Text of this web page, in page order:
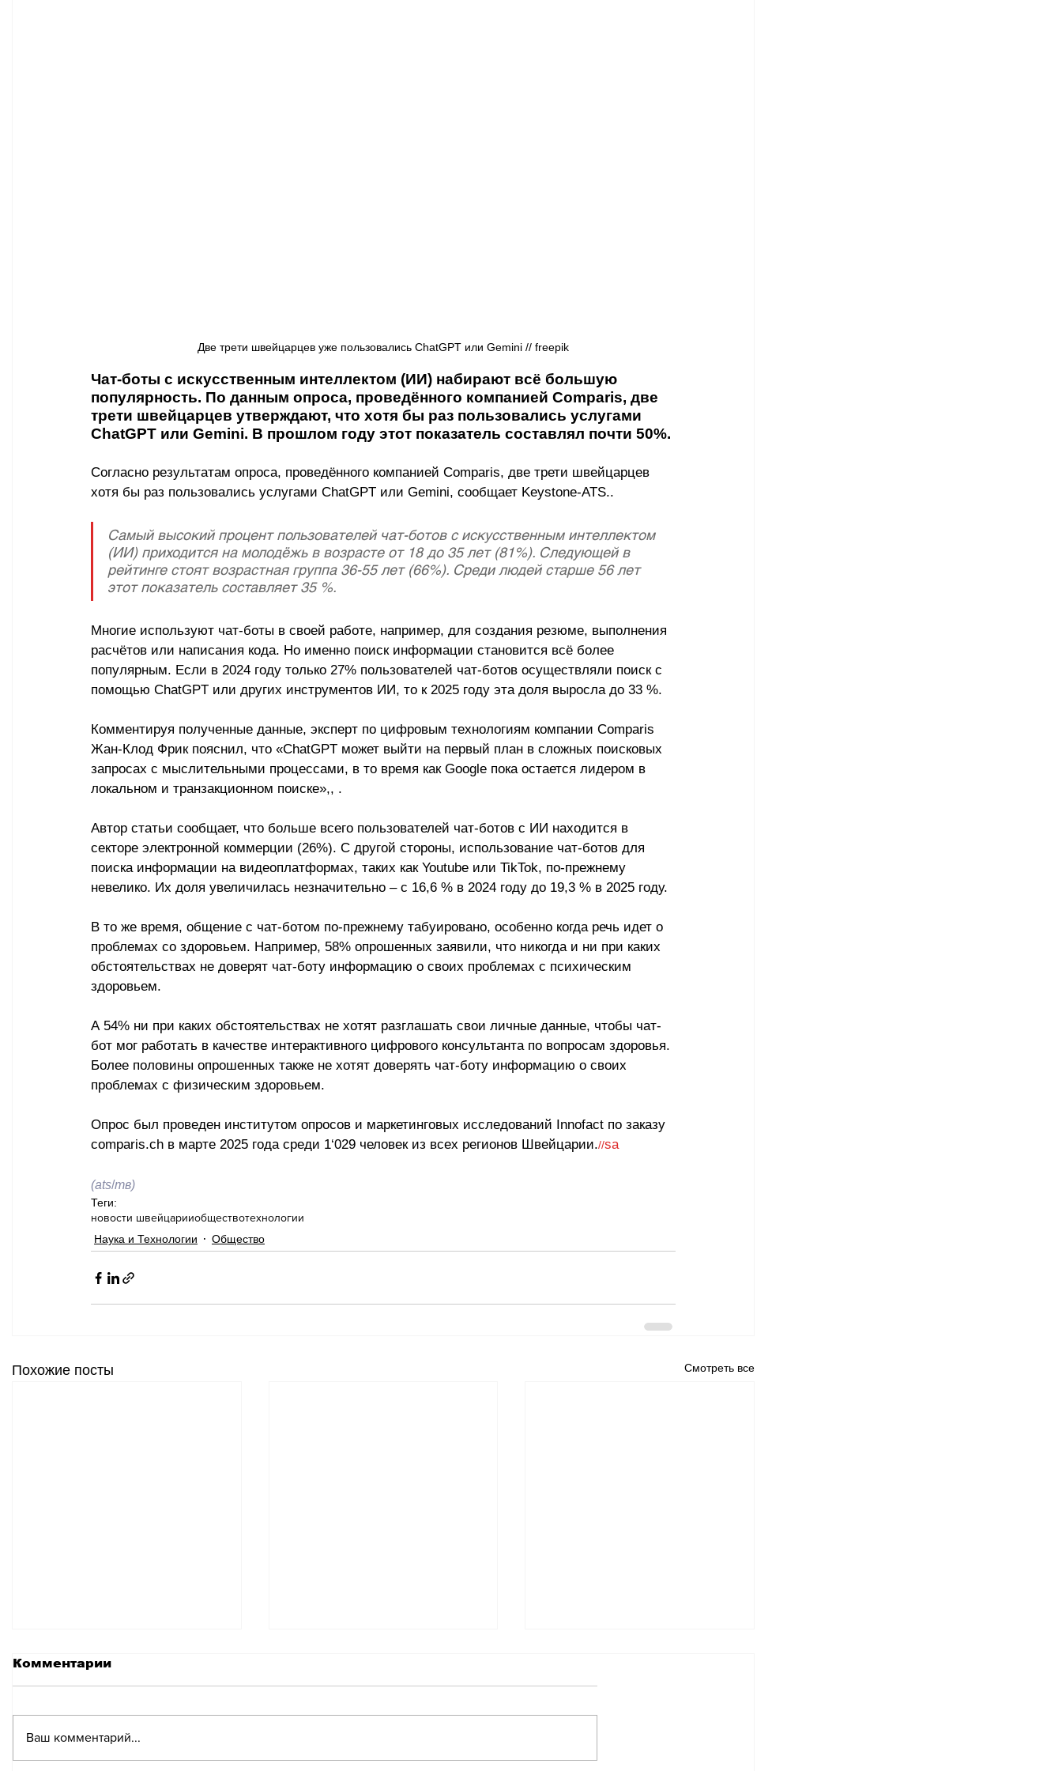
Две трети швейцарцев уже пользовались ChatGPT или Gemini // freepik
Чат-боты с искусственным интеллектом (ИИ) набирают всё большую
популярность. По данным опроса, проведённого компанией Comparis, две
трети швейцарцев утверждают, что хотя бы раз пользовались услугами
ChatGPT или Gemini. В прошлом году этот показатель составлял почти 50%.
Согласно результатам опроса, проведённого компанией Comparis, две трети швейцарцев
хотя бы раз пользовались услугами ChatGPT или Gemini, сообщает Keystone-ATS..
Самый высокий процент пользователей чат-ботов с искусственным интеллектом
(ИИ) приходится на молодёжь в возрасте от 18 до 35 лет (81%). Следующей в
рейтинге стоят возрастная группа 36-55 лет (66%). Среди людей старше 56 лет
этот показатель составляет 35 %.
Многие используют чат-боты в своей работе, например, для создания резюме, выполнения
расчётов или написания кода. Но именно поиск информации становится всё более
популярным. Если в 2024 году только 27% пользователей чат-ботов осуществляли поиск с
помощью ChatGPT или других инструментов ИИ, то к 2025 году эта доля выросла до 33 %.
Комментируя полученные данные, эксперт по цифровым технологиям компании Comparis
Жан-Клод Фрик пояснил, что «ChatGPT может выйти на первый план в сложных поисковых
запросах с мыслительными процессами, в то время как Google пока остается лидером в
локальном и транзакционном поиске»,, .
Автор статьи сообщает, что больше всего пользователей чат-ботов с ИИ находится в
секторе электронной коммерции (26%). С другой стороны, использование чат-ботов для
поиска информации на видеоплатформах, таких как Youtube или TikTok, по-прежнему
невелико. Их доля увеличилась незначительно – с 16,6 % в 2024 году до 19,3 % в 2025 году.
В то же время, общение с чат-ботом по-прежнему табуировано, особенно когда речь идет о
проблемах со здоровьем. Например, 58% опрошенных заявили, что никогда и ни при каких
обстоятельствах не доверят чат-боту информацию о своих проблемах с психическим
здоровьем.
А 54% ни при каких обстоятельствах не хотят разглашать свои личные данные, чтобы чат-
бот мог работать в качестве интерактивного цифрового консультанта по вопросам здоровья.
Более половины опрошенных также не хотят доверять чат-боту информацию о своих
проблемах с физическим здоровьем.
Опрос был проведен институтом опросов и маркетинговых исследований Innofact по заказу
comparis.ch в марте 2025 года среди 1‘029 человек из всех регионов Швейцарии.//sa
(ats/тв)
Теги:
новости швейцарииобществотехнологии
Наука и Технологии
Общество
Похожие посты Смотреть все
Комментарии
Ваш комментарий...